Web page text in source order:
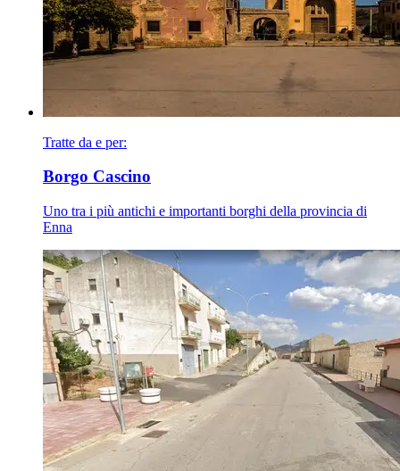
Tratte da e per:
Borgo Cascino
Uno tra i più antichi e importanti borghi della provincia di
Enna